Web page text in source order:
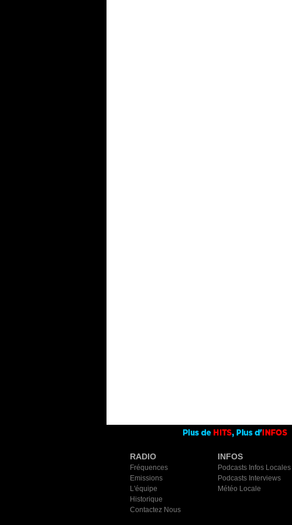
RADIO
Fréquences
Emissions
L'équipe
Historique
Contactez Nous
INFOS
Podcasts Infos Locales
Podcasts Interviews
Météo Locale